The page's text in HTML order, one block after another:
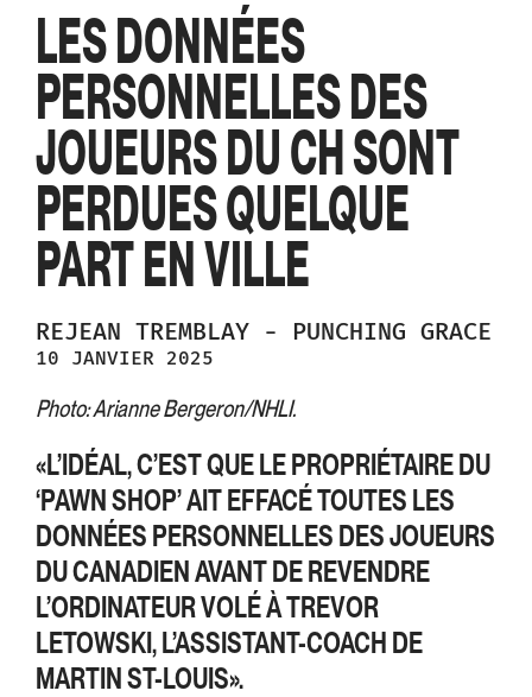
LES DONNÉES
PERSONNELLES DES
JOUEURS DU CH SONT
PERDUES QUELQUE
PART EN VILLE
REJEAN TREMBLAY - PUNCHING GRACE
10 JANVIER 2025
Photo: Arianne Bergeron/NHLI.
«L’IDÉAL, C’EST QUE LE PROPRIÉTAIRE DU
‘PAWN SHOP’ AIT EFFACÉ TOUTES LES
DONNÉES PERSONNELLES DES JOUEURS
DU CANADIEN AVANT DE REVENDRE
L’ORDINATEUR VOLÉ À TREVOR
LETOWSKI, L’ASSISTANT-COACH DE
MARTIN ST-LOUIS».